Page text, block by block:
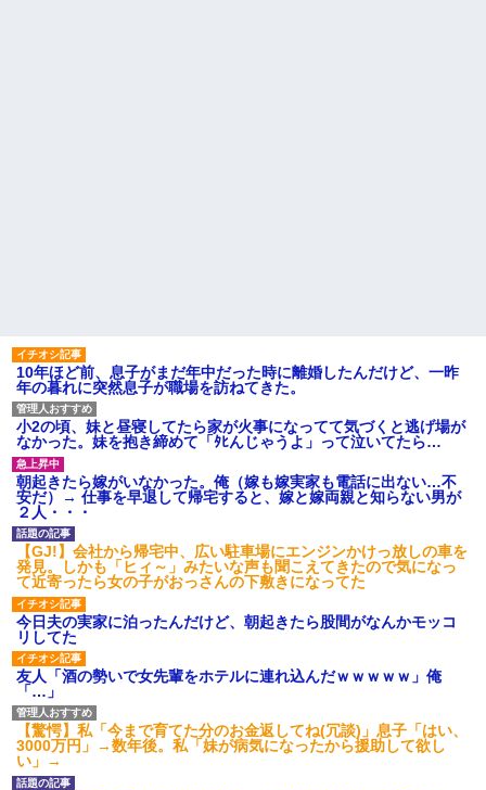
10年ほど前、息子がまだ年中だった時に離婚したんだけど、一昨
年の暮れに突然息子が職場を訪ねてきた。
小2の頃、妹と昼寝してたら家が火事になってて気づくと逃げ場が
なかった。妹を抱き締めて「ﾀﾋんじゃうよ」って泣いてたら…
朝起きたら嫁がいなかった。俺（嫁も嫁実家も電話に出ない…不
安だ）→ 仕事を早退して帰宅すると、嫁と嫁両親と知らない男が
２人・・・
【GJ!】会社から帰宅中、広い駐車場にエンジンかけっ放しの車を
発見。しかも「ヒィ～」みたいな声も聞こえてきたので気になっ
て近寄ったら女の子がおっさんの下敷きになってた
今日夫の実家に泊ったんだけど、朝起きたら股間がなんかモッコ
リしてた
友人「酒の勢いで女先輩をホテルに連れ込んだｗｗｗｗｗ」俺
「…」
【驚愕】私「今まで育てた分のお金返してね(冗談)」息子「はい、
3000万円」→数年後。私「妹が病気になったから援助して欲し
い」→